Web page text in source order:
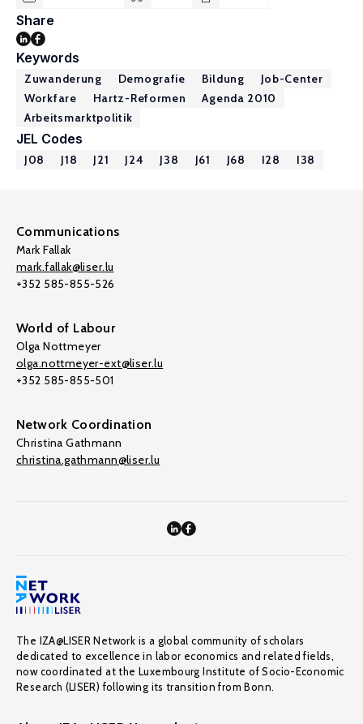
Share
Keywords
Zuwanderung Demografie Bildung
Job-Center
Workfare
Hartz-Reformen
Agenda 2010
Arbeitsmarktpolitik
JEL Codes
J08 J18 J21 J24 J38 J61 J68 I28 I38
Communications
Mark Fallak
mark.fallak@liser.lu
+352 585-855-526
World of Labour
Olga Nottmeyer
olga.nottmeyer-ext@liser.lu
+352 585-855-501
Network Coordination
Christina Gathmann
christina.gathmann@liser.lu
The IZA@LISER Network is a global community of scholars
dedicated to excellence in labor economics and related fields,
now coordinated at the Luxembourg Institute of Socio-Economic
Research (LISER) following its transition from Bonn.